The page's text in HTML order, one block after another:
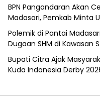
BPN Pangandaran Akan
Madasari, Pemkab Minta
Polemik di Pantai
Dugaan SHM di Kawasan
Bupati Citra Ajak
Kuda Indonesia Derby